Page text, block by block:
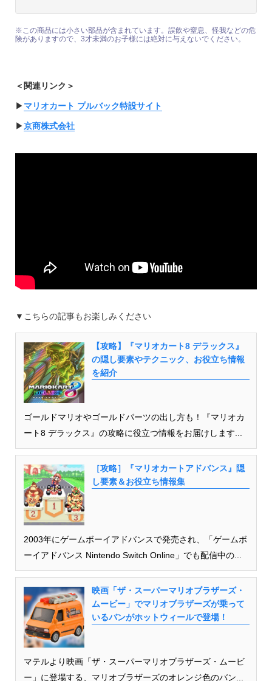
※この商品には小さい部品が含まれています。誤飲や窒息、怪我などの危
険がありますので、3才未満のお子様には絶対に与えないでください。
＜関連リンク＞
▶︎ マリオカート プルバック特設サイト
▶︎京商株式会社
▼こちらの記事もお楽しみください
【攻略】『マリオカート8 デラックス』
の隠し要素やテクニック、お役立ち情報
を紹介
ゴールドマリオやゴールドパーツの出し方も！『マリオカ
ート8 デラックス』の攻略に役立つ情報をお届けします...
［攻略］『マリオカートアドバンス』隠
し要素＆お役立ち情報集
2003年にゲームボーイアドバンスで発売され、「ゲームボ
ーイアドバンス Nintendo Switch Online」でも配信中の...
映画「ザ・スーパーマリオブラザーズ・
ムービー」でマリオブラザーズが乗って
いるバンがホットウィールで登場！
マテルより映画「ザ・スーパーマリオブラザーズ・ムービ
ー」に登場する、マリオブラザーズのオレンジ色のバン...